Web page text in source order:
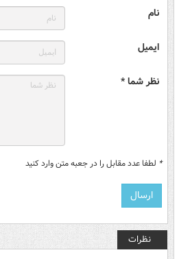
نام
ایمیل
نظر شما *
* لطفا عدد مقابل را در جعبه متن وارد کنید
نظرات